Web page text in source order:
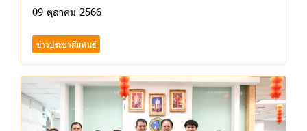
09 ตุลาคม 2566
ข่าวประชาสัมพันธ์